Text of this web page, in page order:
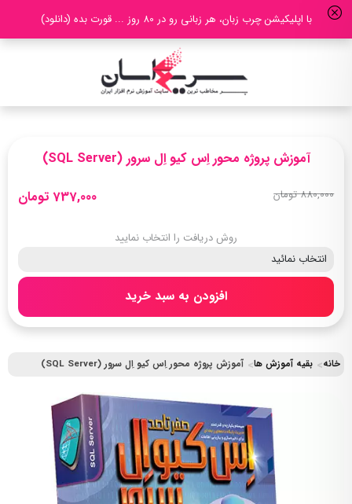
با اپلیکیشن چرب زبان، هر زبانی رو در 80 روز ... قورت بده (دانلود)
خانه بقیه آموزش ها آموزش پروژه محور اِس کیو اِل سرور (SQL Server)
آموزش پروژه محور اِس کیو اِل سرور (SQL Server)
880,000 تومان 737,000 تومان
روش دریافت را انتخاب نمایید
افزودن به سبد خرید